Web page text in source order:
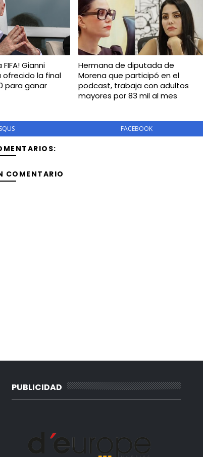
Gianni
ofrecido la final
para ganar
Hermana de diputada de
Morena que participó en el
podcast, trabaja con adultos
mayores por 83 mil al mes
FACEBOOK
COMENTARIO
PUBLICIDAD